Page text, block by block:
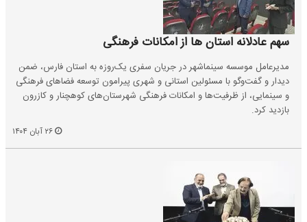
سهم عادلانه استان ها از امکانات فرهنگی
مدیرعامل موسسه سینماشهر در جریان سفری یک‌روزه به استان فارس، ضمن
دیدار و گفت‌و‌گو با مسئولین استانی و شهری پیرامون توسعه فضاهای فرهنگی
و سینمایی، از ظرفیت‌ها و امکانات فرهنگی شهرستان‌های کوهچنار و کازرون
بازدید کرد.